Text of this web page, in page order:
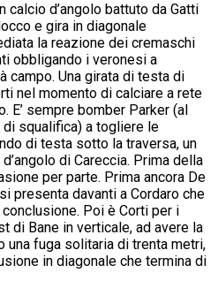
d’angolo battuto da Gatti
e gira in diagonale
la reazione dei cremaschi
obbligando i veronesi a
campo. Una girata di testa di
nel momento di calciare a rete
E’ sempre bomber Parker (al
squalifica) a togliere le
di testa sotto la traversa, un
di Careccia. Prima della
per parte. Prima ancora De
presenta davanti a Cordaro che
Poi è Corti per i
di Bane in verticale, ad avere la
una fuga solitaria di trenta metri,
in diagonale che termina di